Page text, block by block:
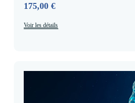
175,00 €
Voir les détails